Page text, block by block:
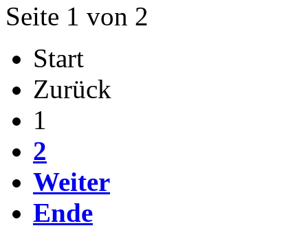
Seite 1 von 2
Start
Zurück
1
2
Weiter
Ende